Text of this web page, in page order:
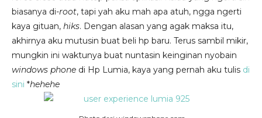
biasanya di-root, tapi yah aku mah apa atuh, ngga ngerti
kaya gituan, hiks. Dengan alasan yang agak maksa itu,
akhirnya aku mutusin buat beli hp baru. Terus sambil mikir,
mungkin ini waktunya buat nuntasin keinginan nyobain
windows phone di Hp Lumia, kaya yang pernah aku tulis di
sini *hehehe